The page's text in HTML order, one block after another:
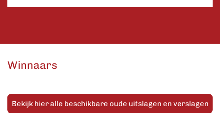
Winnaars
Bekijk hier alle beschikbare oude uitslagen en verslagen